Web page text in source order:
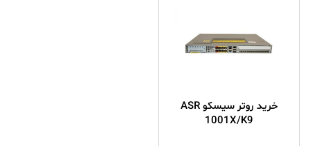
خرید روتر سیسکو ASR
1001X/K9